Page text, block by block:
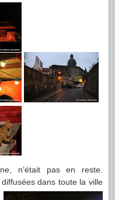
n’était pas en reste.
dans toute la ville